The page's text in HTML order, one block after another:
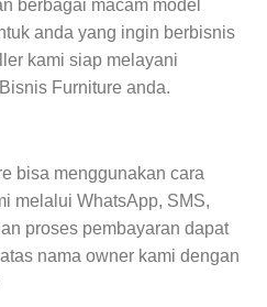
berbagai macam model
anda yang ingin berbisnis
kami siap melayani
Furniture anda.
bisa menggunakan cara
melalui WhatsApp, SMS,
proses pembayaran dapat
nama owner kami dengan